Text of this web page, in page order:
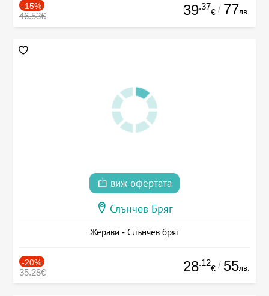
-15%
46.53€ 39.37
€ / 77лв.
виж офертата
Слънчев Бряг
Жерави - Слънчев бряг
-20%
35.28€ 28.12
€ / 55лв.